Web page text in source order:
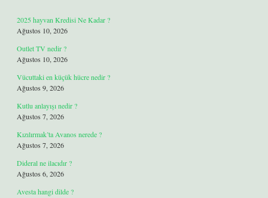
2025 hayvan Kredisi Ne Kadar ?
Ağustos 10, 2026
Outlet TV nedir ?
Ağustos 10, 2026
Vücuttaki en küçük hücre nedir ?
Ağustos 9, 2026
Kutlu anlayışı nedir ?
Ağustos 7, 2026
Kızılırmak’ta Avanos nerede ?
Ağustos 7, 2026
Dideral ne ilacıdır ?
Ağustos 6, 2026
Avesta hangi dilde ?